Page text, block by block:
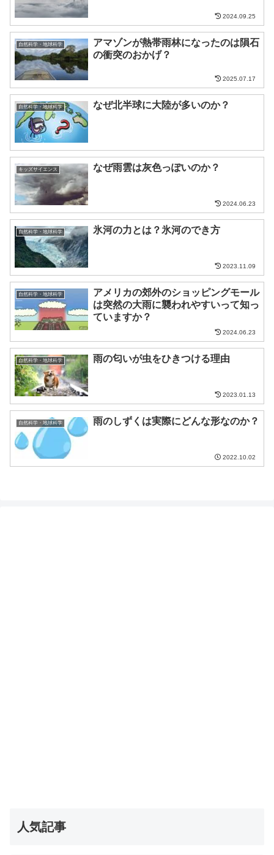
2024.09.25
自然科学・地球科学
アマゾンが熱帯雨林になったのは隕石
の衝突のおかげ？
2025.07.17
自然科学・地球科学 なぜ北半球に大陸が多いのか？
キッズサイエンス なぜ雨雲は灰色っぽいのか？
2024.06.23
自然科学・地球科学 氷河の力とは？氷河のでき方
2023.11.09
自然科学・地球科学
アメリカの郊外のショッピングモール
は突然の大雨に襲われやすいって知っ
ていますか？
2024.06.23
自然科学・地球科学 雨の匂いが虫をひきつける理由
2023.01.13
自然科学・地球科学 雨のしずくは実際にどんな形なのか？
2022.10.02
人気記事